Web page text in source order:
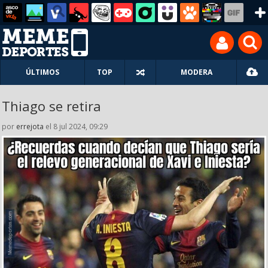
ÚLTIMOS TOP MODERA
Thiago se retira
por errejota el 8 jul 2024, 09:29